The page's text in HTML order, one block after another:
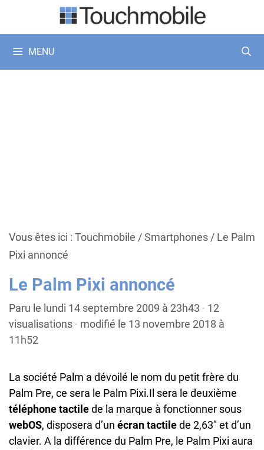
MENU
Vous êtes ici : Touchmobile /Smartphones/ Le Palm
Pixi annoncé
Le Palm Pixi annoncé
Paru le lundi 14 septembre 2009 à 23h43 · 12
visualisations · modifié le 13 novembre 2018 à
11h52
La société Palm a dévoilé le nom du petit frère du
Palm Pre, ce sera le Palm Pixi.Il sera le deuxième
téléphone tactilede la marque à fonctionner sous
webOS, disposera d’un écran tactilede 2,63″ et d’un
clavier. A la différence du Palm Pre, le Palm Pixi aura